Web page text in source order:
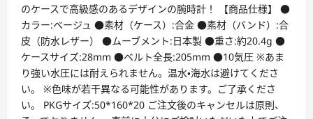
のケースで高級感のあるデザインの腕時計！ 【商品仕様】 ●
カラー:ベージュ ●素材（ケース）:合金 ●素材（バンド）:合
皮（防水レザー） ●ムーブメント:日本製 ●重さ:約20.4g ●
ケースサイズ:28mm ●ベルト全長:205mm ●10気圧 ※あま
り強い水圧には耐えられません。温水・海水は避けてくださ
い。 ※色味が若干異なる可能性があります。ご了承くださ
い。 PKGサイズ:50*160*20 ご注文後のキャンセルは原則、